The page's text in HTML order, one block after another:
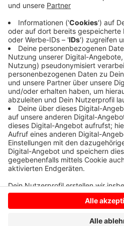
Die über 20 Bänke sind aus
zu ist ein Austausch nötig.
allem Geld. Für die Gemeinde
Beitrag, um den Tourismus zu
Anzeige
Anzeige